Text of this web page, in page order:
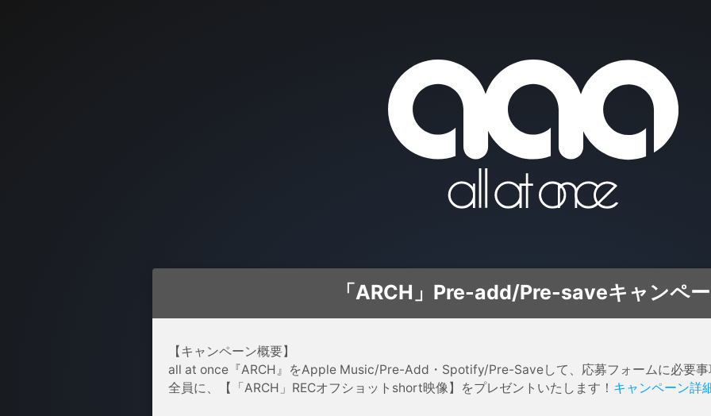
「ARCH」Pre-add/Pre-saveキャンペ
【キャンペーン概要】
all at once『ARCH』をApple Music/Pre-Add・Spotify/Pre-Saveして、応募フォームに必要
全員に、【「ARCH」RECオフショットshort映像】をプレゼントいたします！ キャンペーン詳